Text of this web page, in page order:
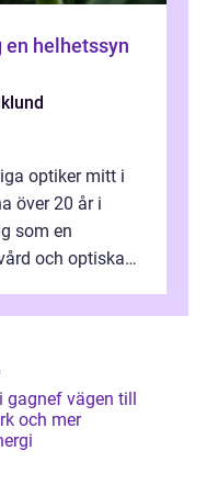
optiker mitt i
över 20 år i
som en
och optiska
vägen till
och mer